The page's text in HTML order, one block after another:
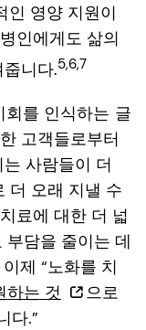
인 영양 지원이
인에게도 삶의
니다.5,6,7
회를 인식하는 글
고객들로부터
는 사람들이 더
더 오래 지낼 수
료에 대한 더 넓
부담을 줄이는 데
제 “노화를 치
하는 것
으로
다.”